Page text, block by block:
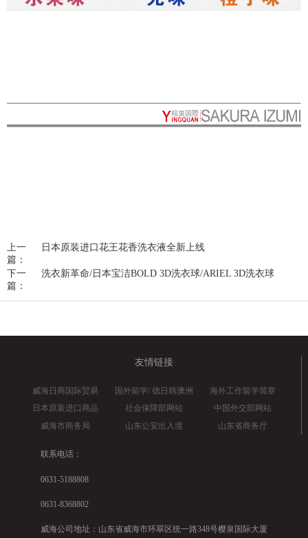
上一
篇：
日本原装进口花王花香洗衣液全新上线
下一
篇：
洗衣新革命/日本宝洁BOLD 3D洗衣球/ARIEL 3D洗衣球
友情链接
威海日商国际贸易 国外留学/ 德日韩澳洲
海外工作留学简章
日本原装进口商品
社会保障部网站
中国外交部网站
威海市商务局
山东公安出入境 山东省商务厅
联系电话：
0631-5188808
0631-8368802
威海公司地址：山东省威海市环翠区统一路348号樱泉国际大厦